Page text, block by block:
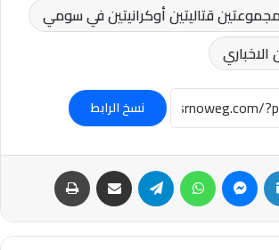
قتاليتين أوكرانيتين في سومي
نسخ الرابط
لينكدإن ماسنجر واتساب تيلقرام مشاركة عبر البريد